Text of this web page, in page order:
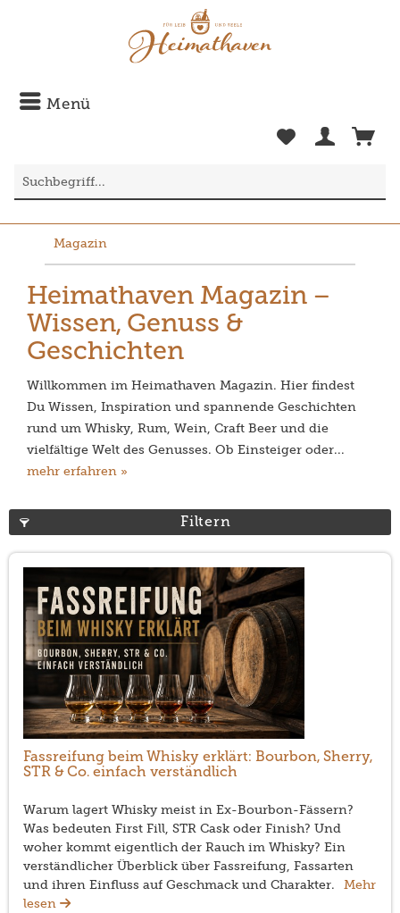
Menü
Magazin
Heimathaven Magazin –
Wissen, Genuss &
Geschichten
Willkommen im Heimathaven Magazin. Hier findest
Du Wissen, Inspiration und spannende Geschichten
rund um Whisky, Rum, Wein, Craft Beer und die
vielfältige Welt des Genusses. Ob Einsteiger oder...
mehr erfahren »
Filtern
Fassreifung beim Whisky erklärt: Bourbon, Sherry,
STR & Co. einfach verständlich
Warum lagert Whisky meist in Ex-Bourbon-Fässern?
Was bedeuten First Fill, STR Cask oder Finish? Und
woher kommt eigentlich der Rauch im Whisky? Ein
verständlicher Überblick über Fassreifung, Fassarten
und ihren Einfluss auf Geschmack und Charakter.
Mehr
lesen